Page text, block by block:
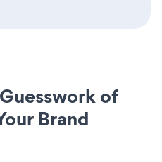
of
Brand